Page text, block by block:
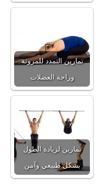
تمارين التمدد للمرونة
وراحة العضلات
تمارين لزيادة الطول
بشكل طبيعي وآمن